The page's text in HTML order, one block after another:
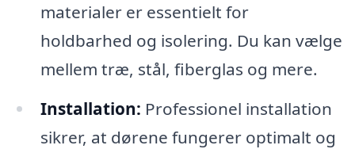
materialer er essentielt for
holdbarhed og isolering. Du kan vælge
mellem træ, stål, fiberglas og mere.
Installation: Professionel installation
sikrer, at dørene fungerer optimalt og